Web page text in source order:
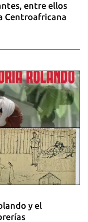
entre ellos
Centroafricana
del Amazon
y el